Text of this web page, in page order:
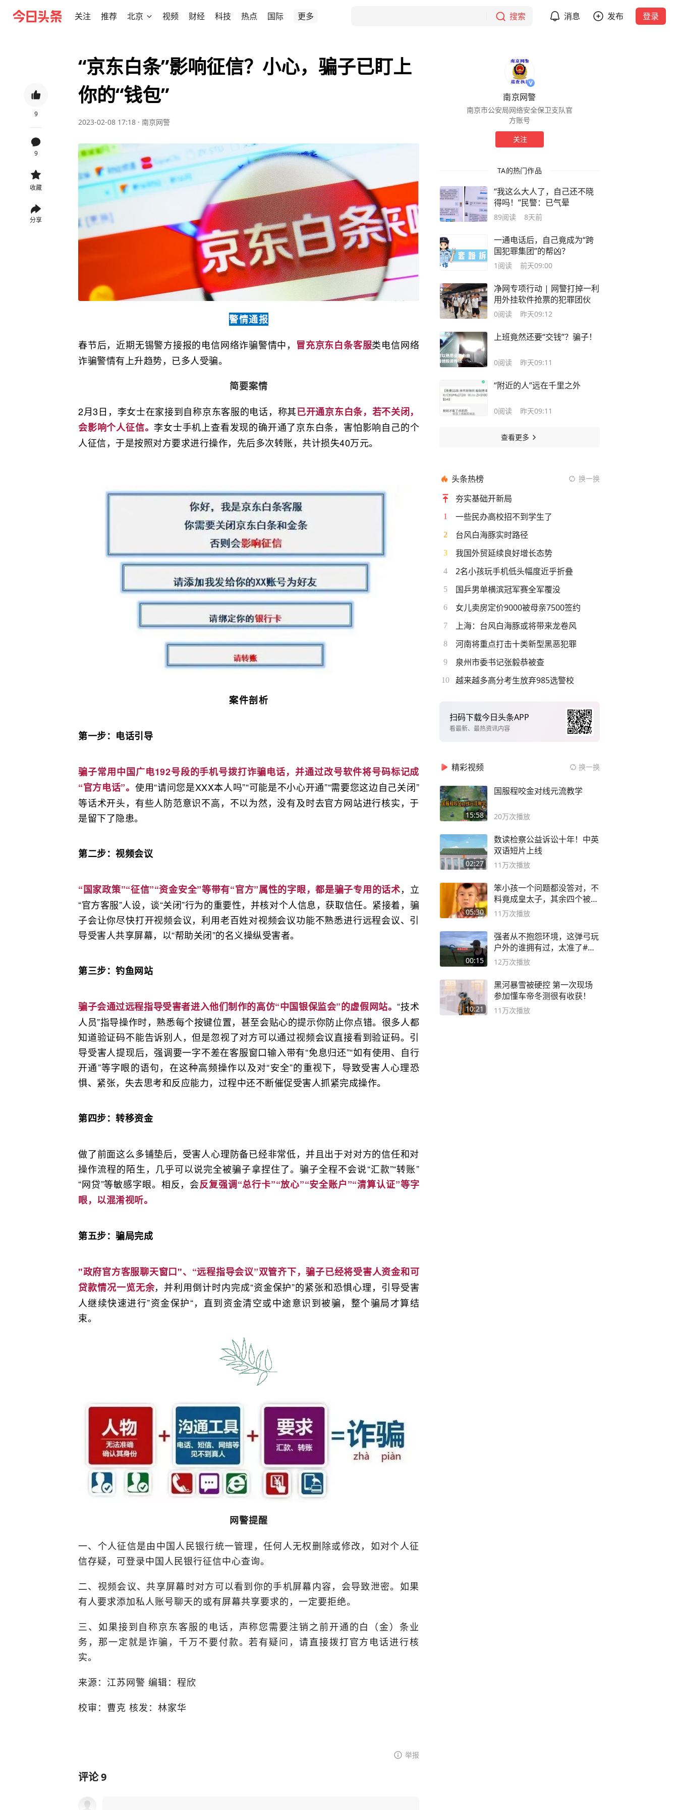
关注 推荐 北京 视频 财经 科技 热点 国际 更多 搜索 消息 发布 登录
9
9
收藏
分享
“京东白条”影响征信？小心，骗子已盯上
你的“钱包”
2023-02-08 17:18 · 南京网警
警情通报
春节后，近期无锡警方接报的电信网络诈骗警情中， 冒充京东白条客服类电信网络
诈骗警情有上升趋势，已多人受骗。
简要案情
2月3日，李女士在家接到自称京东客服的电话，称其已开通京东白条，若不关闭，
会影响个人征信。李女士手机上查看发现的确开通了京东白条，害怕影响自己的个
人征信，于是按照对方要求进行操作，先后多次转账，共计损失40万元。
案件剖析
第一步：电话引导
骗子常用中国广电192号段的手机号拨打诈骗电话，并通过改号软件将号码标记成
“官方电话”。 使用“请问您是XXX本人吗”“可能是不小心开通”“需要您这边自己关闭”
等话术开头，有些人防范意识不高，不以为然，没有及时去官方网站进行核实，于
是留下了隐患。
第二步：视频会议
“国家政策”“征信”“资金安全”等带有“官方”属性的字眼，都是骗子专用的话术，立
“官方客服”人设，谈“关闭”行为的重要性，并核对个人信息，获取信任。紧接着，骗
子会让你尽快打开视频会议，利用老百姓对视频会议功能不熟悉进行远程会议、引
导受害人共享屏幕，以“帮助关闭”的名义操纵受害者。
第三步：钓鱼网站
骗子会通过远程指导受害者进入他们制作的高仿“中国银保监会”的虚假网站。“技术
人员”指导操作时，熟悉每个按键位置，甚至会贴心的提示你防止你点错。很多人都
知道验证码不能告诉别人，但是忽视了对方可以通过视频会议直接看到验证码。引
导受害人提现后，强调要一字不差在客服窗口输入带有“免息归还”“如有使用、自行
开通”等字眼的语句，在这种高频操作以及对“安全”的重视下，导致受害人心理恐
惧、紧张，失去思考和反应能力，过程中还不断催促受害人抓紧完成操作。
第四步：转移资金
做了前面这么多铺垫后，受害人心理防备已经非常低，并且出于对对方的信任和对
操作流程的陌生，几乎可以说完全被骗子拿捏住了。骗子全程不会说“汇款”“转账”
“网贷”等敏感字眼。相反，会反复强调“总行卡”“放心”“安全账户”“清算认证”等字
眼，以混淆视听。
第五步：骗局完成
"政府官方客服聊天窗口"、“远程指导会议”双管齐下，骗子已经将受害人资金和可
贷款情况一览无余，并利用倒计时内完成“资金保护”的紧张和恐惧心理，引导受害
人继续快速进行”资金保护“，直到资金清空或中途意识到被骗，整个骗局才算结
束。
网警提醒
一、个人征信是由中国人民银行统一管理，任何人无权删除或修改，如对个人征
信存疑，可登录中国人民银行征信中心查询。
二、视频会议、共享屏幕时对方可以看到你的手机屏幕内容，会导致泄密。如果
有人要求添加私人账号聊天的或有屏幕共享要求的，一定要拒绝。
三、如果接到自称京东客服的电话，声称您需要注销之前开通的白（金）条业
务，那一定就是诈骗，千万不要付款。若有疑问，请直接拨打官方电话进行核
实。
来源：江苏网警 编辑：程欣
校审：曹克 核发：林家华
举报
评论9
南京网警
南京市公安局网络安全保卫支队官
方账号
关注
TA的热门作品
“我这么大人了，自己还不晓
得吗！”民警：已气晕
89阅读 8天前
一通电话后，自己竟成为“跨
国犯罪集团”的帮凶？
1 阅读 前天09:00
净网专项行动 | 网警打掉一利
用外挂软件抢票的犯罪团伙
0阅读 昨天09:12
上班竟然还要“交钱”？骗子！
0阅读 昨天09:11
“附近的人”远在千里之外
0阅读 昨天09:11
查看更多
头条热榜 换一换
夯实基础开新局
1 一些民办高校招不到学生了
2 台风白海豚实时路径
3 我国外贸延续良好增长态势
4 2名小孩玩手机低头幅度近乎折叠
5 国乒男单横滨冠军赛全军覆没
6 女儿卖房定价9000被母亲7500签约
7 上海：台风白海豚或将带来龙卷风
8 河南将重点打击十类新型黑恶犯罪
9 泉州市委书记张毅恭被查
10 越来越多高分考生放弃985选警校
扫码下载今日头条APP
看最新、最热资讯内容
精彩视频 换一换
15:58
国服程咬金对线元流教学
20万次播放
02:27
数读检察公益诉讼十年！中英
双语短片上线
11万次播放
05:30
笨小孩一个问题都没答对，不
料竟成皇太子，其余四个被处
死
11万次播放
00:15
强者从不抱怨环境，这弹弓玩
户外的谁拥有过，太准了#弹
弓#户外
12万次播放
10:21
黑河暴雪被硬控 第一次现场
参加懂车帝冬测很有收获！
11万次播放